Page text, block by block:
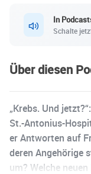
In
Schalte
Über diesen
„Krebs. Und
St.-Antonius-
er Antworten auf
deren Angehörige
um? Welche